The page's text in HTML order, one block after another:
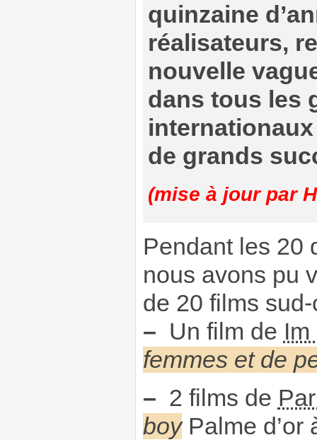
quinzaine
réalisateurs,
nouvelle
dans tous les
de grands
(mise à jour par
Pendant les 20
nous avons pu
de 20 films
– Un film de
femmes et de
– 2 films de
boyPalme d’or